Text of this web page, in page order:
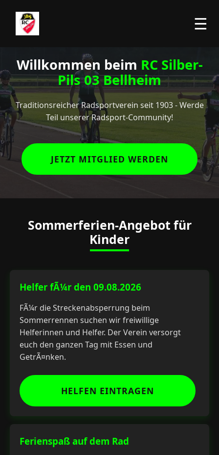
☰
Willkommen beim RC Silber-
Pils 03 Bellheim
Traditionsreicher Radsportverein seit 1903 - Werde
Teil unserer Radsport-Community!
JETZT MITGLIED WERDEN
Sommerferien-Angebot für
Kinder
Helfer fÃ¼r den 09.08.2026
FÃ¼r die Streckenabsperrung beim
Sommerrennen suchen wir freiwillige
Helferinnen und Helfer. Der Verein versorgt
euch den ganzen Tag mit Essen und
GetrÃ¤nken.
HELFEN EINTRAGEN
Ferienspaß auf dem Rad